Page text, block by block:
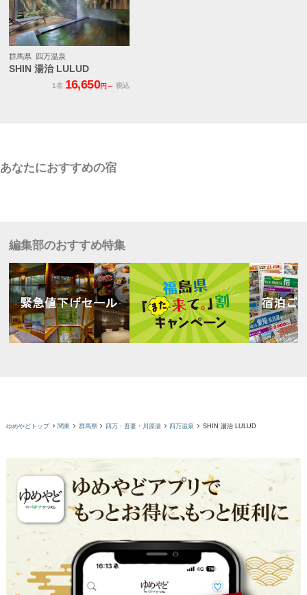
群馬県 四万温泉
SHIN 湯治 LULUD
1名 16,650円～ 税込
あなたにおすすめの宿
編集部のおすすめ特集
ゆめやどトップ 関東 群馬県 四万・吾妻・川原湯 四万温泉 SHIN 湯治 LULUD